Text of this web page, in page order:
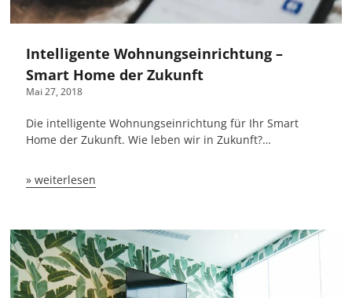
Intelligente Wohnungseinrichtung –
Smart Home der Zukunft
Mai 27, 2018
Die intelligente Wohnungseinrichtung für Ihr Smart
Home der Zukunft. Wie leben wir in Zukunft?…
» weiterlesen